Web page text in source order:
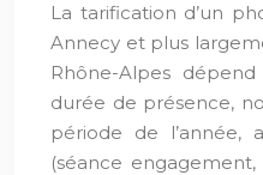
La tarification d’un
Annecy et plus
Rhône-Alpes
durée de présence,
période de l’année,
(séance